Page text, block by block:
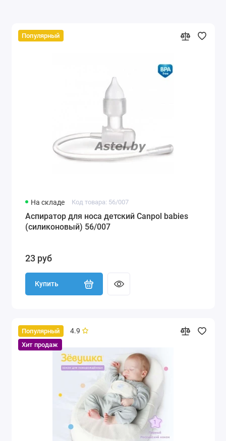
Популярный
На складе Код товара: 56/007
Аспиратор для носа детский Canpol babies
(силиконовый) 56/007
23 руб
Купить
Популярный
Хит продаж
4.9